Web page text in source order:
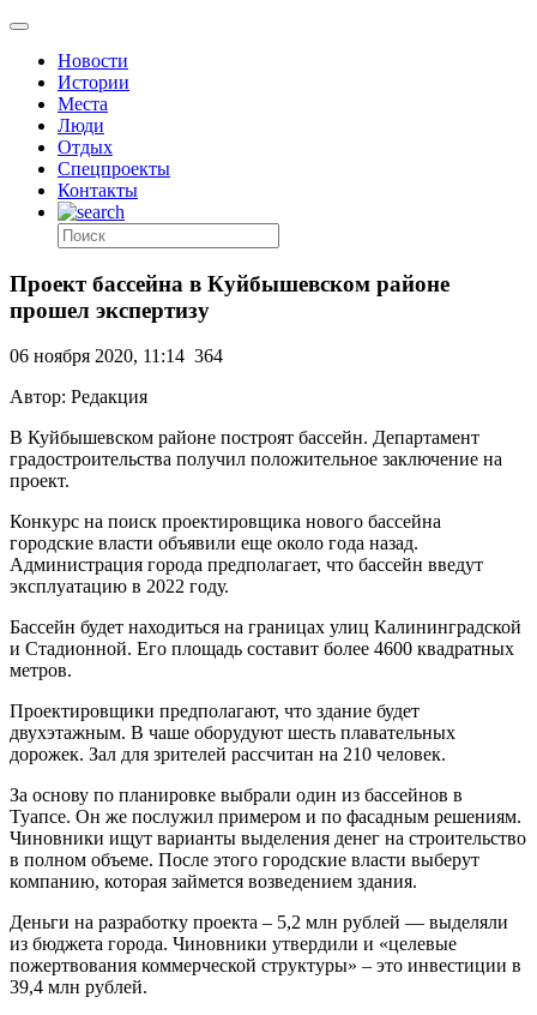
Новости
Истории
Места
Люди
Отдых
Спецпроекты
Контакты
Проект бассейна в Куйбышевском районе
прошел экспертизу
06 ноября 2020, 11:14 364
Автор: Редакция
В Куйбышевском районе построят бассейн. Департамент
градостроительства получил положительное заключение на
проект.
Конкурс на поиск проектировщика нового бассейна
городские власти объявили еще около года назад.
Администрация города предполагает, что бассейн введут
эксплуатацию в 2022 году.
Бассейн будет находиться на границах улиц Калининградской
и Стадионной. Его площадь составит более 4600 квадратных
метров.
Проектировщики предполагают, что здание будет
двухэтажным. В чаше оборудуют шесть плавательных
дорожек. Зал для зрителей рассчитан на 210 человек.
За основу по планировке выбрали один из бассейнов в
Туапсе. Он же послужил примером и по фасадным решениям.
Чиновники ищут варианты выделения денег на строительство
в полном объеме. После этого городские власти выберут
компанию, которая займется возведением здания.
Деньги на разработку проекта – 5,2 млн рублей — выделяли
из бюджета города. Чиновники утвердили и «целевые
пожертвования коммерческой структуры» – это инвестиции в
39,4 млн рублей.